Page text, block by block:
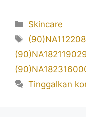
Kategori
Skincare
Tag
Tinggalkan